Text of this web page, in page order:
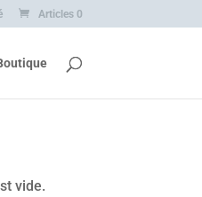
Articles 0
vide.